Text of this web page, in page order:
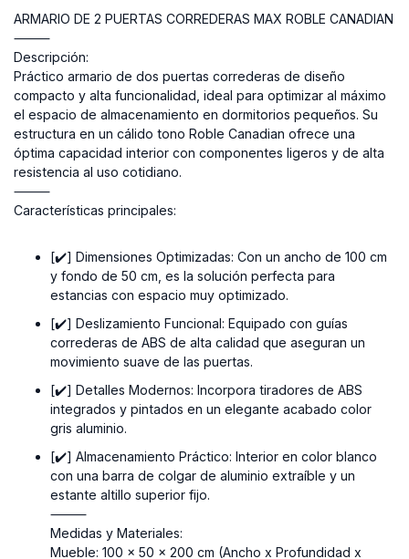
ARMARIO DE 2 PUERTAS CORREDERAS MAX ROBLE CANADIAN
⸻
Descripción:
Práctico armario de dos puertas correderas de diseño
compacto y alta funcionalidad, ideal para optimizar al máximo
el espacio de almacenamiento en dormitorios pequeños. Su
estructura en un cálido tono Roble Canadian ofrece una
óptima capacidad interior con componentes ligeros y de alta
resistencia al uso cotidiano.
⸻
Características principales:
[✔️] Dimensiones Optimizadas: Con un ancho de 100 cm
y fondo de 50 cm, es la solución perfecta para
estancias con espacio muy optimizado.
[✔️] Deslizamiento Funcional: Equipado con guías
correderas de ABS de alta calidad que aseguran un
movimiento suave de las puertas.
[✔️] Detalles Modernos: Incorpora tiradores de ABS
integrados y pintados en un elegante acabado color
gris aluminio.
[✔️] Almacenamiento Práctico: Interior en color blanco
con una barra de colgar de aluminio extraíble y un
estante altillo superior fijo.
⸻
Medidas y Materiales:
Mueble: 100 x 50 x 200 cm (Ancho x Profundidad x